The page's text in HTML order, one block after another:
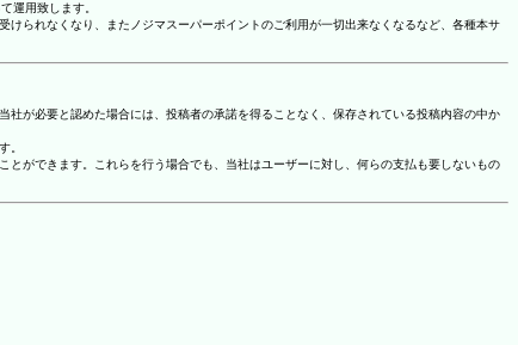
運用致します。
られなくなり、またノジマスーパーポイントのご利用が一切出来なくなるなど、各種本サ
が必要と認めた場合には、投稿者の承諾を得ることなく、保存されている投稿内容の中か
。
ができます。これらを行う場合でも、当社はユーザーに対し、何らの支払も要しないもの